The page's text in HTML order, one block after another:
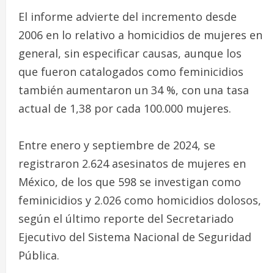
El informe advierte del incremento desde
2006 en lo relativo a homicidios de mujeres en
general, sin especificar causas, aunque los
que fueron catalogados como feminicidios
también aumentaron un 34 %, con una tasa
actual de 1,38 por cada 100.000 mujeres.
Entre enero y septiembre de 2024, se
registraron 2.624 asesinatos de mujeres en
México, de los que 598 se investigan como
feminicidios y 2.026 como homicidios dolosos,
según el último reporte del Secretariado
Ejecutivo del Sistema Nacional de Seguridad
Pública.